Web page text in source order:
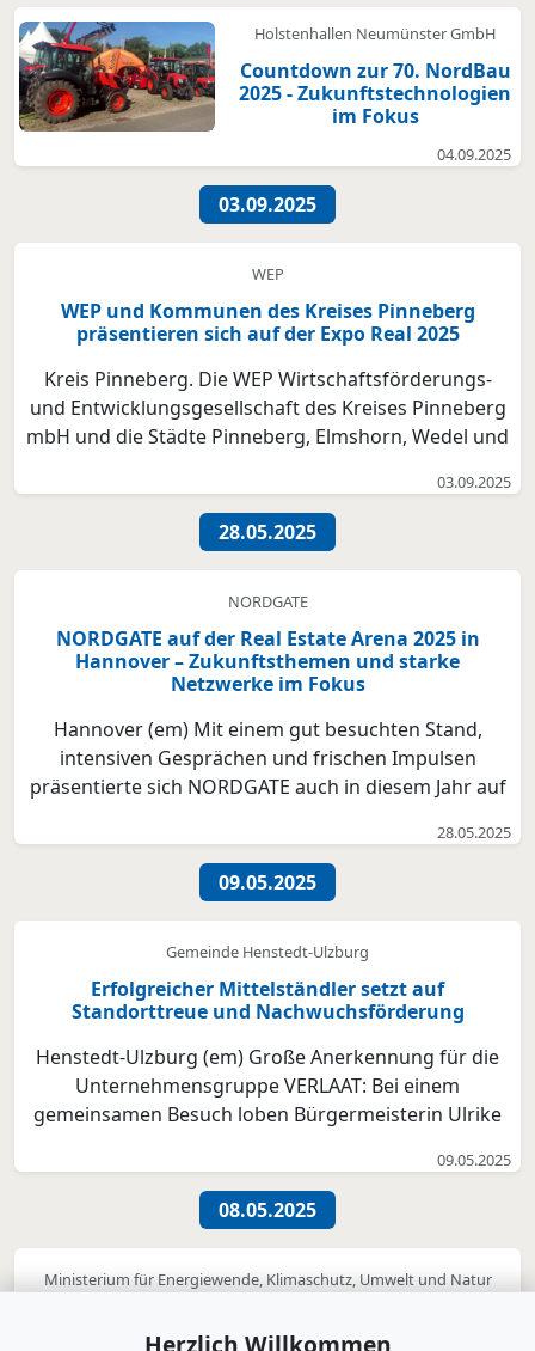
Holstenhallen Neumünster GmbH
Countdown zur 70. NordBau
2025 - Zukunftstechnologien
im Fokus
04.09.2025
03.09.2025
WEP
WEP und Kommunen des Kreises Pinneberg
präsentieren sich auf der Expo Real 2025
Kreis Pinneberg. Die WEP Wirtschaftsförderungs-
und Entwicklungsgesellschaft des Kreises Pinneberg
mbH und die Städte Pinneberg, Elmshorn, Wedel und
Gewerbegebiete und den Kreis Pinneberg
gemeinsam auf der EXPO Real 2025, der größten
international bedeutenden Fac...
03.09.2025
28.05.2025
NORDGATE
NORDGATE auf der Real Estate Arena 2025 in
Hannover – Zukunftsthemen und starke
Netzwerke im Fokus
Hannover (em) Mit einem gut besuchten Stand,
intensiven Gesprächen und frischen Impulsen
präsentierte sich NORDGATE auch in diesem Jahr auf
etablierte Immobilienmesse mit über 7.500
Besucher:innen und 406 Aussteller:innen bot erneut
die passende Plat...
28.05.2025
09.05.2025
Gemeinde Henstedt-Ulzburg
Erfolgreicher Mittelständler setzt auf
Standorttreue und Nachwuchsförderung
Henstedt-Ulzburg (em) Große Anerkennung für die
Unternehmensgruppe VERLAAT: Bei einem
gemeinsamen Besuch loben Bürgermeisterin Ulrike
ortsansässige Unternehmen für sein Engagement als
attraktiver Arbeitgeber und als wichtigen regionalen
Dienstleiste...
09.05.2025
08.05.2025
Ministerium für Energiewende, Klimaschutz, Umwelt und Natur
Abregelungen trotz steigender Einspeisungen
Herzlich Willkommen